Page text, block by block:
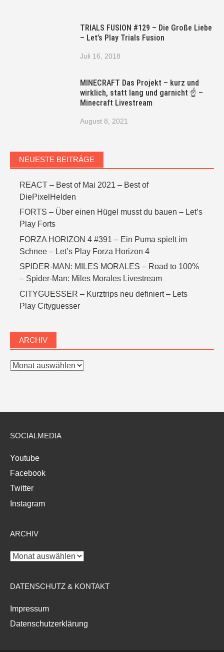
TRIALS FUSION #129 – Die Große Liebe
– Let’s Play Trials Fusion
Juli 16, 2018
MINECRAFT Das Projekt – kurz und
wirklich, statt lang und garnicht ☝ –
Minecraft Livestream
August 8, 2021
NEUESTE BEITRÄGE
REACT – Best of Mai 2021 – Best of
DiePixelHelden
FORTS – Über einen Hügel musst du bauen – Let’s
Play Forts
FORZA HORIZON 4 #391 – Ein Puma spielt im
Schnee – Let’s Play Forza Horizon 4
SPIDER-MAN: MILES MORALES – Road to 100%
– Spider-Man: Miles Morales Livestream
CITYGUESSER – Kurztrips neu definiert – Lets
Play Cityguesser
ARCHIV
Archiv
SOCIALMEDIA
Youtube
Facebook
Twitter
Instagram
ARCHIV
Archiv
DATENSCHUTZ & KONTAKT
Impressum
Datenschutzerklärung